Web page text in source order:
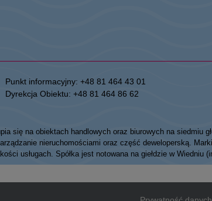
Punkt informacyjny:+48 81 464 43 01
Dyrekcja Obiektu:+48 81 464 86 62
się na obiektach handlowych oraz biurowych na siedmiu
nieruchomościami oraz część deweloperską.
usługach. Spółka jest notowana na giełdzie w